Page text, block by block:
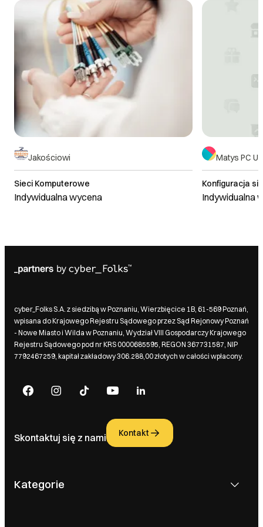
DOWIEDZ SIĘ WIĘCEJ
Jakościowi
Sieci Komputerowe
Indywidualna wycena
Matys PC
Konfiguracja
Indywidualna
cyber_Folks S.A. z siedzibą w Poznaniu, Wierzbięcice 1B, 61-569 Poznań,
wpisana do Krajowego Rejestru Sądowego przez Sąd Rejonowy Poznań
- Nowe Miasto i Wilda w Poznaniu, Wydział VIII Gospodarczy Krajowego
Rejestru Sądowego pod nr KRS 0000685595, REGON 367731587, NIP
7792467259, kapitał zakładowy 306.288,00 złotych w całości wpłacony.
Skontaktuj się z nami Kontakt
Kategorie